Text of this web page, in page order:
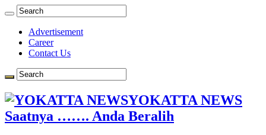
Advertisement
Career
Contact Us
YOKATTA NEWS
Saatnya ……. Anda Beralih